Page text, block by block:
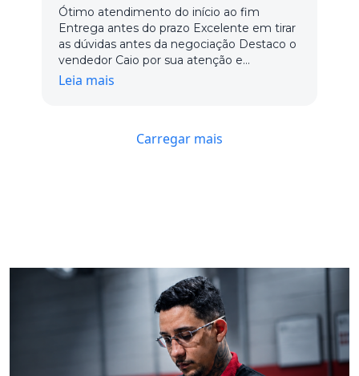
Ótimo atendimento do início ao fim
Entrega antes do prazo Excelente em tirar
as dúvidas antes da negociação Destaco o
vendedor Caio por sua atenção e
dedicação, os demais vendedores ainda
Leia mais
Carregar mais